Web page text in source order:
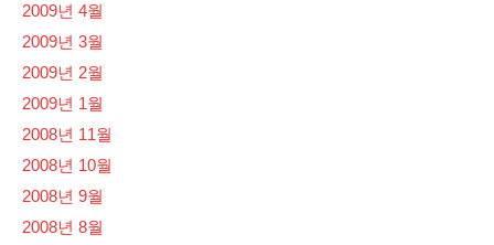
2009년 4월
2009년 3월
2009년 2월
2009년 1월
2008년 11월
2008년 10월
2008년 9월
2008년 8월